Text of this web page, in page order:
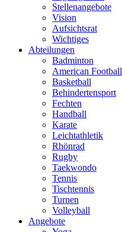
Stellenangebote
Vision
Aufsichtsrat
Wichtiges
Abteilungen
Badminton
American Football
Basketball
Behindertensport
Fechten
Handball
Karate
Leichtathletik
Rhönrad
Rugby
Taekwondo
Tennis
Tischtennis
Turnen
Volleyball
Angebote